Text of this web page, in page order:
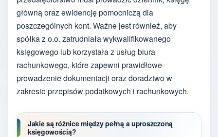
główną oraz ewidencję pomocniczą dla
poszczególnych kont. Ważne jest również, aby
spółka z o.o. zatrudniała wykwalifikowanego
księgowego lub korzystała z usług biura
rachunkowego, które zapewni prawidłowe
prowadzenie dokumentacji oraz doradztwo w
zakresie przepisów podatkowych i rachunkowych.
Jakie są różnice między pełną a uproszczoną
księgowością?